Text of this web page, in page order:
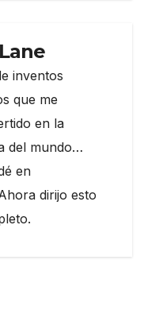
inventos
que me
en la
del mundo…
en
dirijo esto